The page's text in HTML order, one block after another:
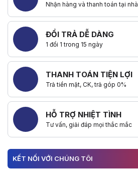
Nhận hàng và thanh toán tại nhà
ĐỔI TRẢ DỄ DÀNG
1 đổi 1 trong 15 ngày
THANH TOÁN TIỆN LỢI
Trả tiền mặt, CK, trả góp 0%
HỖ TRỢ NHIỆT TÌNH
Tư vấn, giải đáp mọi thắc mắc
KẾT NỐI VỚI CHÚNG TÔI